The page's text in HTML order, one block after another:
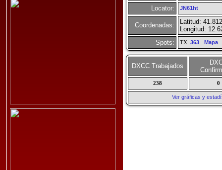
Locator:
JN61ht
Coordenadas:
Latitud:
Longitud:
Spots:
TX: 363- Mapa
DXCC Trabajados
238 0
Ver gráficas y